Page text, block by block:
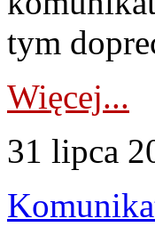
tym
Więcej...
31 lipca